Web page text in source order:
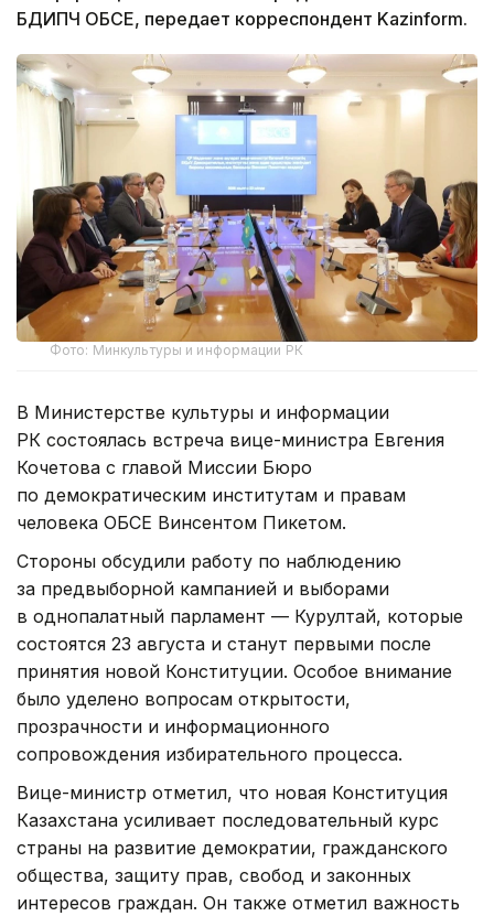
БДИПЧ ОБСЕ, передает корреспондент Kazinform.
Фото: Минкультуры и информации РК
В Министерстве культуры и информации
РК состоялась встреча вице-министра Евгения
Кочетова с главой Миссии Бюро
по демократическим институтам и правам
человека ОБСЕ Винсентом Пикетом.
Стороны обсудили работу по наблюдению
за предвыборной кампанией и выборами
в однопалатный парламент — Курултай, которые
состоятся 23 августа и станут первыми после
принятия новой Конституции. Особое внимание
было уделено вопросам открытости,
прозрачности и информационного
сопровождения избирательного процесса.
Вице-министр отметил, что новая Конституция
Казахстана усиливает последовательный курс
страны на развитие демократии, гражданского
общества, защиту прав, свобод и законных
интересов граждан. Он также отметил важность